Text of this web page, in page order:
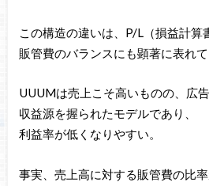
この構造の違いは、P/L（損益計算
販管費のバランスにも顕著に表れて
UUUMは売上こそ高いものの、広
収益源を握られたモデルであり、
利益率が低くなりやすい。
事実、売上高に対する販管費の比率